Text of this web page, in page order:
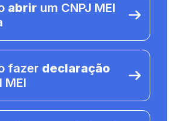
abrir um CNPJ MEI
fazer declaração
MEI